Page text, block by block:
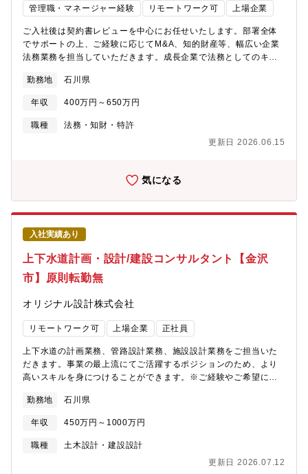
管理職・マネージャー経験 リモートワーク可 上場企業
ご入社後は契約書レビューを中心にお任せいたします。部署全体
でサポートの上、ご経験に応じてM&A、知的財産等、幅広い企業
法務業務を担当していただきます。成長企業で法務としてのキャ
(NDA、業務委託契約、ライセンス契約など)■M&A案件のサポー
ト ■労務関係の法務サポート■知的財産関連業務（商標管理、特
許戦略検討など）■その他、企業法務全般 ※取り扱い契約書言
語：和文9割、英文1割【組織体制】法務部4名（部長1名、メンバ
います。少人数のため特定業務に限定されず企業法務全般を幅広
ャリア構築：プライム市場上場企業で、右肩上がりの成長IT企業
でご経験に応じて新たな挑戦に取り組む機会が豊富にあります。
◎充実した教育・サポート体制：入社後は経験に応じて段階的に
業務を任せていきます。定例ミーティングでの情報共有や先輩社
員のサポートがあり、孤独に悩むことなく成長できる環境◎幅広
い企業法務業務を経験できる環境：少人数体制のため、契約書レ
ビューだけでなく、M&A、知的財産などゼネラリストとして総合
的なスキルを身につけることが可能です。◎経営層との距離の近
さ：フラットな組織風土で、経営層との距離が近く、重要な経営
コアタイムなしのフルフレックス制度や在宅勤務など、ワークラ
イフバランスを重視しながら働くことができます。月に1回程度の
出社や定例オンラインミーティングで、チームとのコミュニケー
勤務地 石川県
年収 400万円～650万円
職種
法務・知財・特許
更新日 2026.06.15
気になる
入社実績あり
上下水道計画・設計/建設コンサルタント【金沢
市】原則転勤無
オリジナル設計株式会社
リモートワーク可 上場企業 正社員
上下水道の計画業務、管路設計業務、施設設計業務をご担当いた
だきます。事業の最上流にてご活躍するポジションのため、より
高いスキルを身につけることができます。※ご経験やご希望に応
る設計業務■耐震診断、補強設計、改築・更新設計、浸水対策■官
民連携業務（ウォーターPPPなど）【計画業務】上下水道事業の
ストックマネジメント、アセットマネジメント、経営戦略策定等
を行い、自治体が抱える課題の分析・整理などの計画業務を担当
検討し、「どこを優先して整備・更新すべきか」などの提案を行
勤務地 石川県
年収 450万円～1000万円
職種
土木設計・建設設計
更新日 2026.07.12